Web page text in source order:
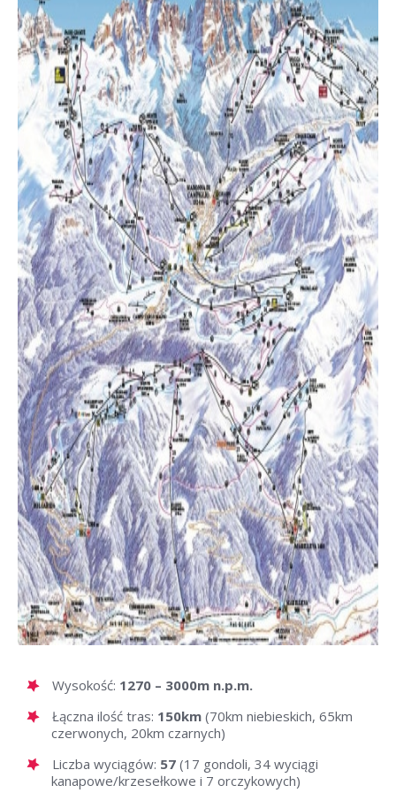
Wysokość: 1270 – 3000m n.p.m.
Łączna ilość tras: 150km (70km niebieskich, 65km
czerwonych, 20km czarnych)
Liczba wyciągów: 57 (17 gondoli, 34 wyciągi
kanapowe/krzesełkowe i 7 orczykowych)